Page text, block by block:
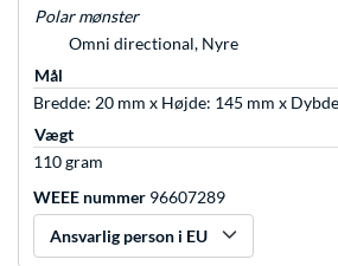
Polar mønster
Omni directional, Nyre
Mål
Bredde: 20 mm x Højde: 145 mm x
Vægt
110 gram
WEEE nummer 96607289
Ansvarlig person i EU